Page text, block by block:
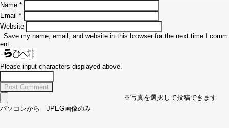
Name *
Email *
Website
Save my name, email, and website in this browser for the next time I comm
ent.
Please input characters displayed above.
※写真を選択して投稿できます
パソコンから JPEG画像のみ